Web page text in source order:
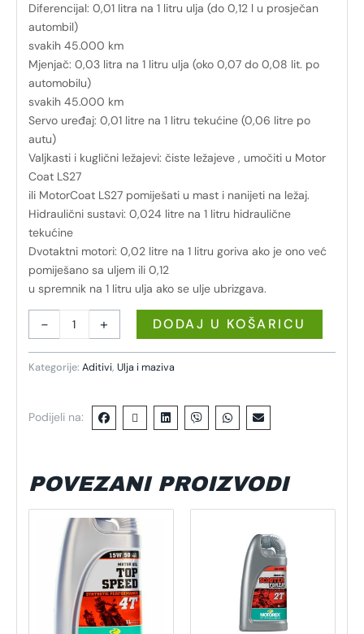
Diferencijal: 0,01 litra na 1 litru ulja (do 0,12 l u prosječan
autombil)
svakih 45.000 km
Mjenjač: 0,03 litra na 1 litru ulja (oko 0,07 do 0,08 lit. po
automobilu)
svakih 45.000 km
Servo uređaj: 0,01 litre na 1 litru tekućine (0,06 litre po
autu)
Valjkasti i kuglični ležajevi: čiste ležajeve , umočiti u Motor
Coat LS27
ili MotorCoat LS27 pomiješati u mast i nanijeti na ležaj.
Hidraulični sustavi: 0,024 litre na 1 litru hidraulične
tekućine
Dvotaktni motori: 0,02 litre na 1 litru goriva ako je ono već
pomiješano sa uljem ili 0,12
u spremnik na 1 litru ulja ako se ulje ubrizgava.
- + DODAJ U KOŠARICU
Kategorije: Aditivi, Ulja i maziva
Podijeli na:
POVEZANI PROIZVODI